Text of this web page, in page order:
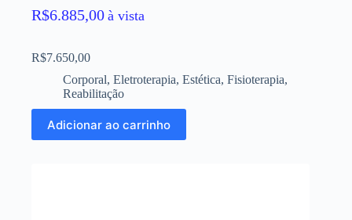
R$6.885,00 à vista
R$7.650,00
Corporal, Eletroterapia, Estética, Fisioterapia,
Reabilitação
Adicionar ao carrinho